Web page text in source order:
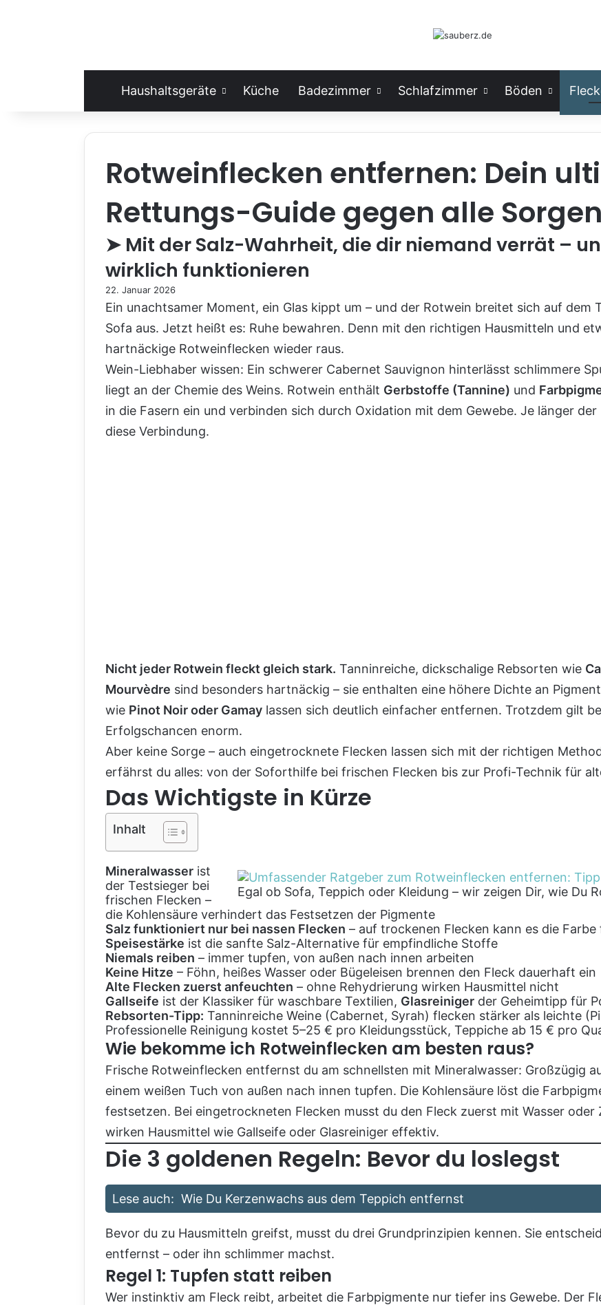
Haushaltsgeräte Küche Badezimmer Schlafzimmer Böden
Rotweinflecken entfernen: Dein
Rettungs-Guide gegen alle Sorgen
➤ Mit der Salz-Wahrheit, die dir niemand verrät –
wirklich funktionieren
22. Januar 2026
Ein unachtsamer Moment, ein Glas kippt um – und der Rotwein breitet sich auf dem
Sofa aus. Jetzt heißt es: Ruhe bewahren. Denn mit den richtigen Hausmitteln und
hartnäckige Rotweinflecken wieder raus.
Wein-Liebhaber wissen: Ein schwerer Cabernet Sauvignon hinterlässt schlimmere
liegt an der Chemie des Weins. Rotwein enthält Gerbstoffe (Tannine) und
in die Fasern ein und verbinden sich durch Oxidation mit dem Gewebe. Je länger
diese Verbindung.
Nicht jeder Rotwein fleckt gleich stark. Tanninreiche, dickschalige Rebsorten wie
Mourvèdre sind besonders hartnäckig – sie enthalten eine höhere Dichte an
wie Pinot Noir oder Gamay lassen sich deutlich einfacher entfernen. Trotzdem gilt
Erfolgschancen enorm.
Aber keine Sorge – auch eingetrocknete Flecken lassen sich mit der richtigen
erfährst du alles: von der Soforthilfe bei frischen Flecken bis zur Profi-Technik für
Das Wichtigste in Kürze
Inhalt
Egal ob Sofa, Teppich oder Kleidung – wir zeigen Dir, wie Du
Mineralwasser ist
der Testsieger bei
frischen Flecken –
die Kohlensäure verhindert das Festsetzen der Pigmente
Salz funktioniert nur bei nassen Flecken – auf trockenen Flecken kann es die
Speisestärke ist die sanfte Salz-Alternative für empfindliche Stoffe
Niemals reiben – immer tupfen, von außen nach innen arbeiten
Keine Hitze – Föhn, heißes Wasser oder Bügeleisen brennen den Fleck dauerhaft ein
Alte Flecken zuerst anfeuchten – ohne Rehydrierung wirken Hausmittel nicht
Gallseife ist der Klassiker für waschbare Textilien, Glasreiniger der Geheimtipp für
Rebsorten-Tipp: Tanninreiche Weine (Cabernet, Syrah) flecken stärker als leichte
Professionelle Reinigung kostet 5–25 € pro Kleidungsstück, Teppiche ab 15 € pro
Wie bekomme ich Rotweinflecken am besten raus?
Frische Rotweinflecken entfernst du am schnellsten mit Mineralwasser: Großzügig
einem weißen Tuch von außen nach innen tupfen. Die Kohlensäure löst die
festsetzen. Bei eingetrockneten Flecken musst du den Fleck zuerst mit Wasser
wirken Hausmittel wie Gallseife oder Glasreiniger effektiv.
Die 3 goldenen Regeln: Bevor du loslegst
Lese auch: Wie Du Kerzenwachs aus dem Teppich entfernst
Bevor du zu Hausmitteln greifst, musst du drei Grundprinzipien kennen. Sie
entfernst – oder ihn schlimmer machst.
Regel 1: Tupfen statt reiben
Wer instinktiv am Fleck reibt, arbeitet die Farbpigmente nur tiefer ins Gewebe. Der